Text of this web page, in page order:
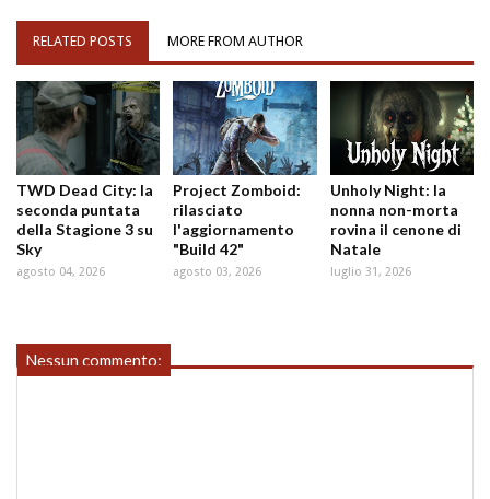
RELATED POSTS MORE FROM AUTHOR
TWD Dead City: la
seconda puntata
della Stagione 3 su
Sky
agosto 04, 2026
Project Zomboid:
rilasciato
l'aggiornamento
"Build 42"
agosto 03, 2026
Unholy Night: la
nonna non-morta
rovina il cenone di
Natale
luglio 31, 2026
Nessun commento: